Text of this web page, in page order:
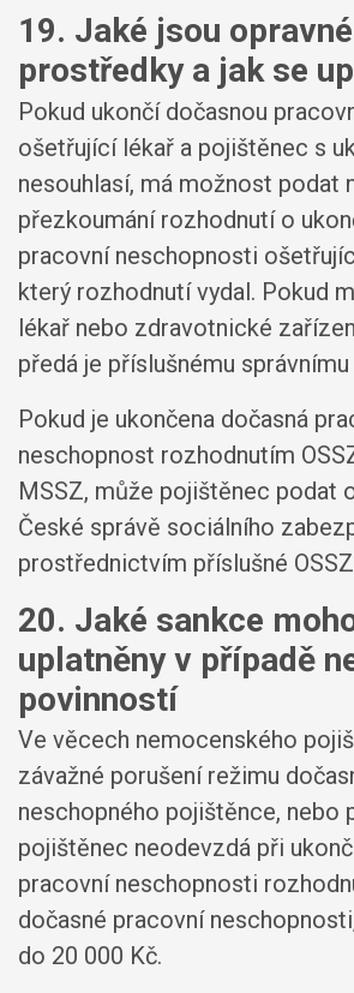
19. Jaké jsou opravné
prostředky a jak se
Pokud ukončí dočasnou
ošetřující lékař a pojištěnec s
nesouhlasí, má možnost podat
přezkoumání rozhodnutí o
pracovní neschopnosti
který rozhodnutí vydal. Pokud
lékař nebo zdravotnické
předá je příslušnému správnímu
Pokud je ukončena dočasná
neschopnost rozhodnutím
MSSZ, může pojištěnec podat
České správě sociálního
prostřednictvím příslušné
20. Jaké sankce
uplatněny v případě
povinností
Ve věcech nemocenského
závažné porušení režimu
neschopného pojištěnce, nebo
pojištěnec neodevzdá při
pracovní neschopnosti
dočasné pracovní
do 20 000 Kč.